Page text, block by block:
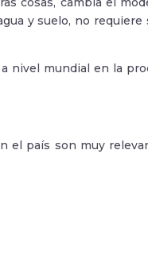
y suelo, no requiere
nivel mundial en la
el país son muy